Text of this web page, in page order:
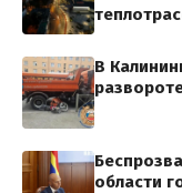
В
области